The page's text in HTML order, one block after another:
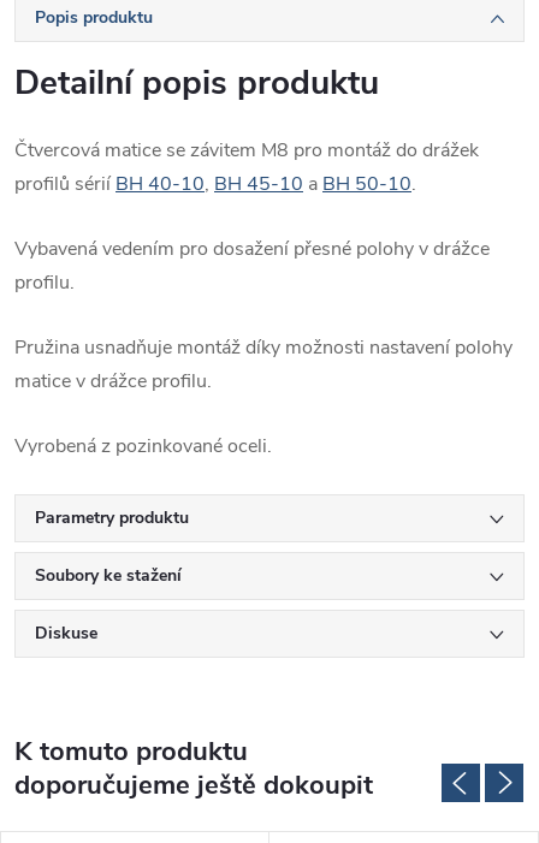
Popis produktu
Detailní popis produktu
Čtvercová matice se závitem M8 pro montáž do drážek
profilů sériíBH 40-10, BH 45-10 aBH 50-10.
Vybavená vedením pro dosažení přesné polohy v drážce
profilu.
Pružina usnadňuje montáž díky možnosti nastavení polohy
matice v drážce profilu.
Vyrobená z pozinkované oceli.
Parametry produktu
Soubory ke stažení
Diskuse
K tomuto produktu
doporučujeme ještě dokoupit